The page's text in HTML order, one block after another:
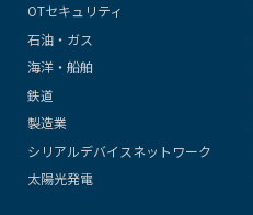
OTセキュリティ
石油・ガス
海洋・船舶
鉄道
製造業
シリアルデバイスネットワーク
太陽光発電